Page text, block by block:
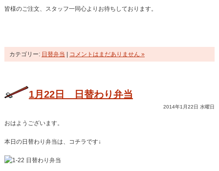
皆様のご注文、スタッフ一同心よりお待ちしております。
カテゴリー: 日替弁当 コメントはまだありません »
1月22日 日替わり弁当
2014年1月22日 水曜日
おはようございます。
本日の日替わり弁当は、コチラです↓